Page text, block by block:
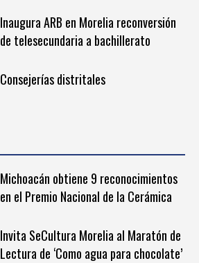
Inaugura ARB en Morelia reconversión
de telesecundaria a bachillerato
Consejerías distritales
Michoacán obtiene 9 reconocimientos
en el Premio Nacional de la Cerámica
Invita SeCultura Morelia al Maratón de
Lectura de ‘Como agua para chocolate’